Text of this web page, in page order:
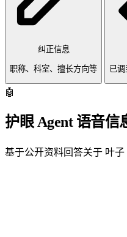
纠正信息
职称、科室、擅长方向等 已
🤖
护眼 Agent 语音信
基于公开资料回答关于 叶